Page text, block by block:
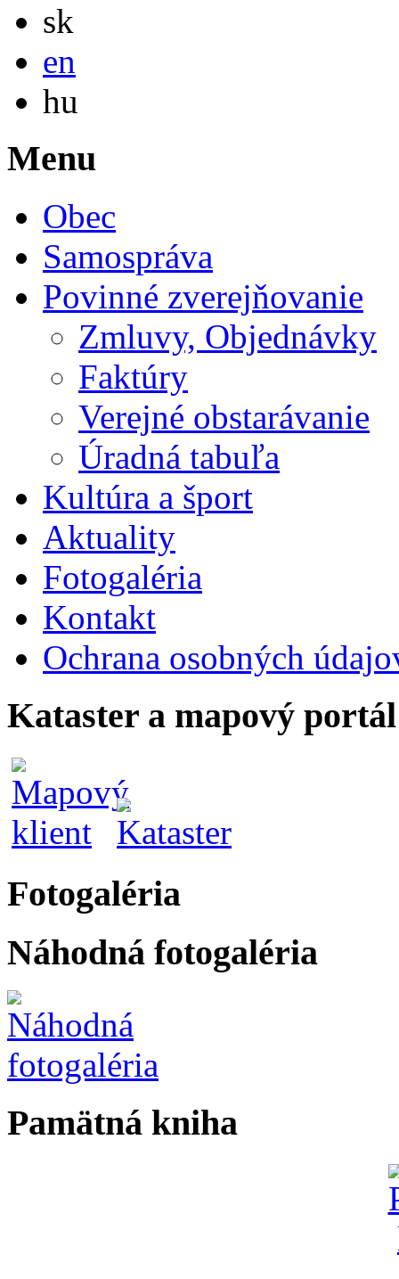
sk
en
hu
Menu
Obec
Samospráva
Povinné zverejňovanie
Zmluvy, Objednávky
Faktúry
Verejné obstarávanie
Úradná tabuľa
Kultúra a šport
Aktuality
Fotogaléria
Kontakt
Ochrana osobných
Kataster a mapový portál
Fotogaléria
Náhodná fotogaléria
Pamätná kniha